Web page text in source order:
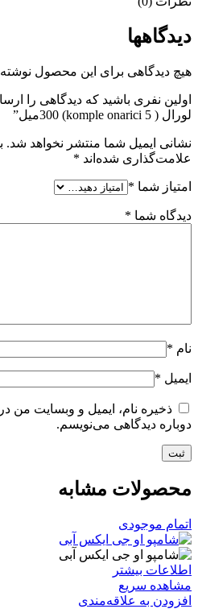
دیدگاهها
هیچ دیدگاهی برای این محصول
اولین نفری باشید که دیدگاهی را
لورال ( komple onarici 5) 300میل”
نشانی ایمیل شما منتشر نخواهد شد.
علامت‌گذاری شده‌اند *
امتیاز شما *
دیدگاه شما *
نام *
ایمیل *
ذخیره نام، ایمیل و وبسایت من
دوباره دیدگاهی می‌نویسم.
محصولات مشابه
اتمام موجودی
اطلاعات بیشتر
مشاهده سریع
افزودن به علاقه‌مندی